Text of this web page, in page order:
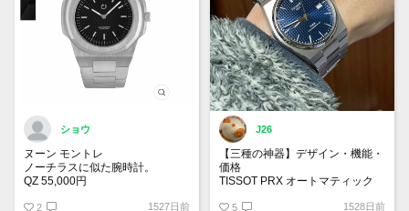
ショウ
ヌーン モントレ
ノーチラスに似た腕時計。
QZ 55,000円
2 1527日前
J26
【三種の神器】デザイン・機能・
価格
TISSOT PRX オートマティック
5 1528日前